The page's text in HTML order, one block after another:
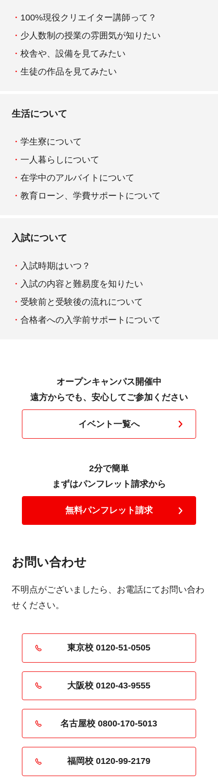
100%現役クリエイター講師って？
少人数制の授業の雰囲気が知りたい
校舎や、設備を見てみたい
生徒の作品を見てみたい
生活について
学生寮について
一人暮らしについて
在学中のアルバイトについて
教育ローン、学費サポートについて
入試について
入試時期はいつ？
入試の内容と難易度を知りたい
受験前と受験後の流れについて
合格者への入学前サポートについて
オープンキャンパス開催中
遠方からでも、安心してご参加ください
イベント一覧へ
2分で簡単
まずはパンフレット請求から
無料パンフレット請求
お問い合わせ
不明点がございましたら、お電話にてお問い合わ
せください。
東京校 0120-51-0505
大阪校 0120-43-9555
名古屋校 0800-170-5013
福岡校 0120-99-2179